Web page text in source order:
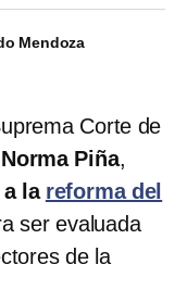
Mendoza
Corte de
Norma Piña,
la reforma del
ser evaluada
de la